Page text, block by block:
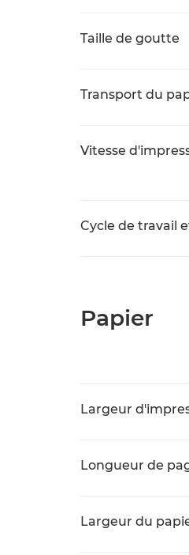
Taille de goutte
Transport du
Vitesse
Cycle de travail
Papier
Largeur
Longueur de
Largeur du